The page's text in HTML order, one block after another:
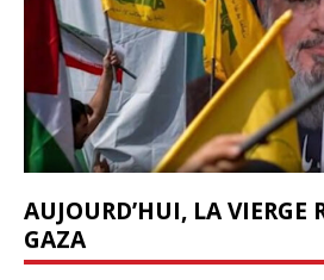
AUJOURD’HUI, LA VIERGE
GAZA